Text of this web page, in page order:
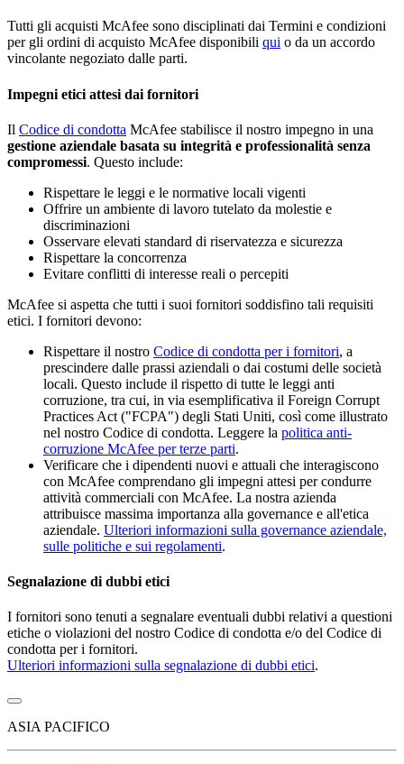
Tutti gli acquisti McAfee sono disciplinati dai Termini e condizioni
per gli ordini di acquisto McAfee disponibili qui o da un accordo
vincolante negoziato dalle parti.
Impegni etici attesi dai fornitori
Il Codice di condotta McAfee stabilisce il nostro impegno in una
gestione aziendale basata su integrità e professionalità senza
compromessi. Questo include:
Rispettare le leggi e le normative locali vigenti
Offrire un ambiente di lavoro tutelato da molestie e
discriminazioni
Osservare elevati standard di riservatezza e sicurezza
Rispettare la concorrenza
Evitare conflitti di interesse reali o percepiti
McAfee si aspetta che tutti i suoi fornitori soddisfino tali requisiti
etici. I fornitori devono:
Rispettare il nostro Codice di condotta per i fornitori, a
prescindere dalle prassi aziendali o dai costumi delle società
locali. Questo include il rispetto di tutte le leggi anti
corruzione, tra cui, in via esemplificativa il Foreign Corrupt
Practices Act ("FCPA") degli Stati Uniti, così come illustrato
nel nostro Codice di condotta. Leggere la politica anti-
corruzione McAfee per terze parti.
Verificare che i dipendenti nuovi e attuali che interagiscono
con McAfee comprendano gli impegni attesi per condurre
attività commerciali con McAfee. La nostra azienda
attribuisce massima importanza alla governance e all'etica
aziendale. Ulteriori informazioni sulla governance aziendale,
sulle politiche e sui regolamenti.
Segnalazione di dubbi etici
I fornitori sono tenuti a segnalare eventuali dubbi relativi a questioni
etiche o violazioni del nostro Codice di condotta e/o del Codice di
condotta per i fornitori.
Ulteriori informazioni sulla segnalazione di dubbi etici.
ASIA PACIFICO